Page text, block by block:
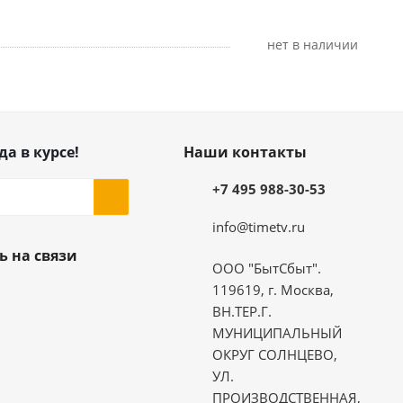
Нет в наличии
в курсе!
на связи
Наши контакты
+7 495 988-30-53
info@timetv.ru
ООО "БытСбыт".
119619, г. Москва,
ВН.ТЕР.Г.
МУНИЦИПАЛЬНЫЙ
ОКРУГ СОЛНЦЕВО,
УЛ.
ПРОИЗВОДСТВЕННАЯ,